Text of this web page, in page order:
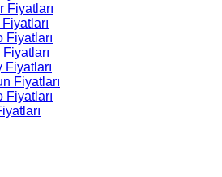
Fiyatları
Fiyatları
Fiyatları
Fiyatları
Fiyatları